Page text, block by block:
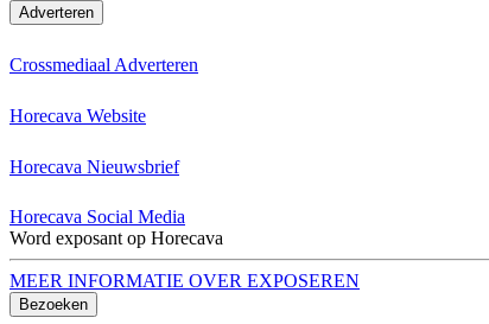
Adverteren
Crossmediaal Adverteren
Horecava Website
Horecava Nieuwsbrief
Horecava Social Media
Word exposant op Horecava
MEER INFORMATIE OVER EXPOSEREN
Bezoeken